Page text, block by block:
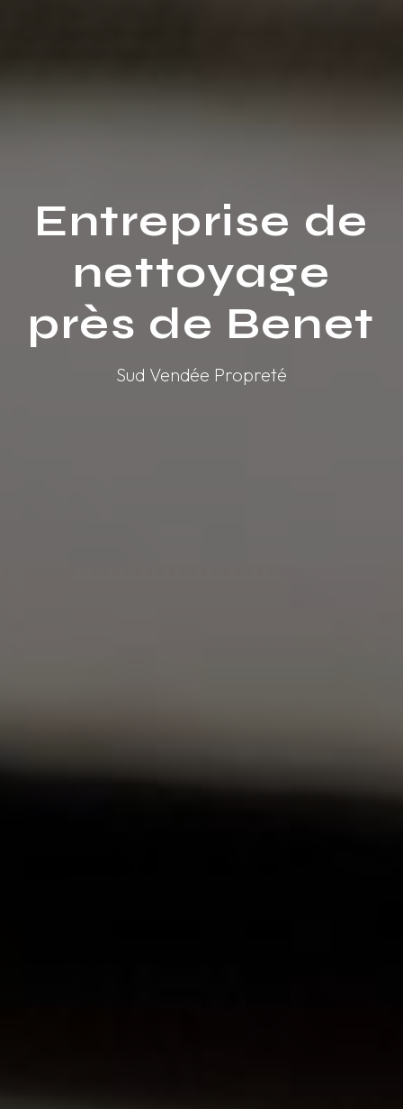
Entreprise de
nettoyage
près de Benet
Sud Vendée Propreté